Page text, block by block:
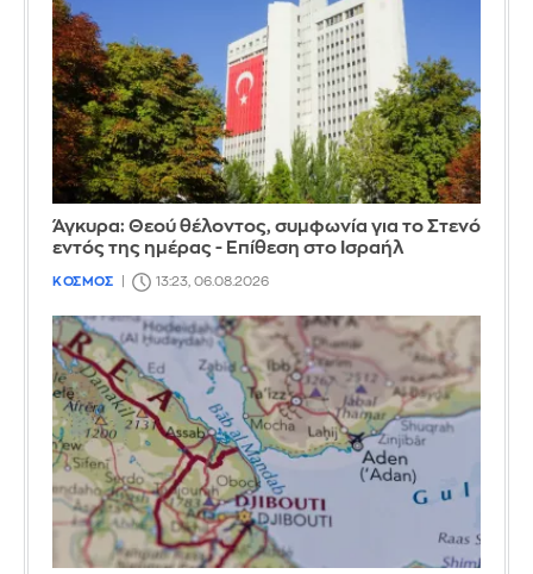
Άγκυρα: Θεού θέλοντος, συμφωνία για το Στενό
εντός της ημέρας - Επίθεση στο Ισραήλ
ΚΟΣΜΟΣ 13:23, 06.08.2026